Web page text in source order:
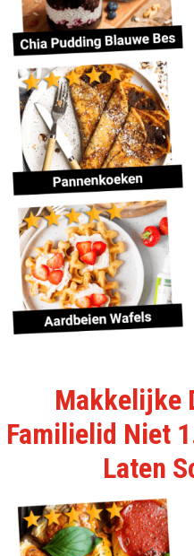
Makkelijke
Familielid Niet
Laten